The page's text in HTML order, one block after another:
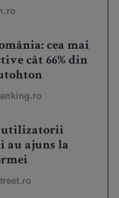
cea mai
cât 66% din
utilizatorii
au ajuns la